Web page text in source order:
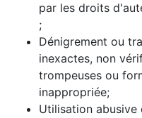
par les droits
;
Dénigrement ou
inexactes, non
trompeuses ou
inappropriée;
Utilisation abusive